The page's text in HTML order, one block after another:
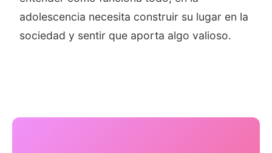
adolescencia necesita construir su lugar en la
sociedad y sentir que aporta algo valioso.